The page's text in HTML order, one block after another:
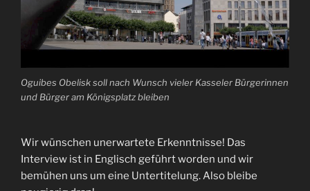
Oguibes Obelisk soll nach Wunsch vieler Kasseler Bürgerinnen
und Bürger am Königsplatz bleiben
Wir wünschen unerwartete Erkenntnisse! Das
Interview ist in Englisch geführt worden und wir
bemühen uns um eine Untertitelung. Also bleibe